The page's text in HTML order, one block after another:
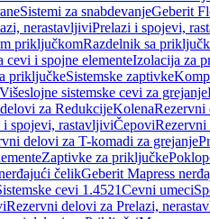
Sistemi za snabdevanjeGeberit
nerastavljiviPrelazi i spojevi,
priključkomRazdelnik sa
cevi i spojne elementeIzolacija za
priključkeSistemske zaptivke
Višeslojne sistemske cevi za grejanje
za RedukcijeKolenaRezervni
spojevi, rastavljiviČepoviRezervni
delovi za T-komadi za grejanje
Zaptivke za priključke
čelikGeberit Mapress
cevi 1.4521Cevni umeci
Rezervni delovi za Prelazi,